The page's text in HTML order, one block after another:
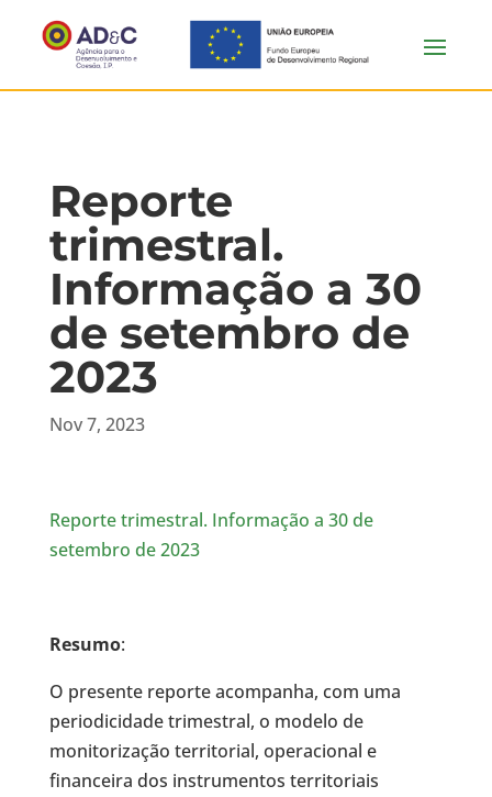
Reporte
trimestral.
Informação a 30
de setembro de
2023
Nov 7, 2023
Reporte trimestral. Informação a 30 de
setembro de 2023
Resumo:
O presente reporte acompanha, com uma
periodicidade trimestral, o modelo de
monitorização territorial, operacional e
financeira dos instrumentos territoriais